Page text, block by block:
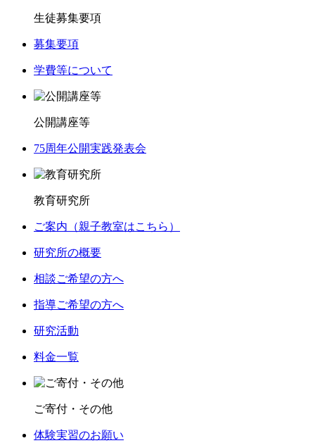
生徒募集要項
募集要項
学費等について
公開講座等
75周年公開実践発表会
教育研究所
ご案内（親子教室はこちら）
研究所の概要
相談ご希望の方へ
指導ご希望の方へ
研究活動
料金一覧
ご寄付・その他
体験実習のお願い